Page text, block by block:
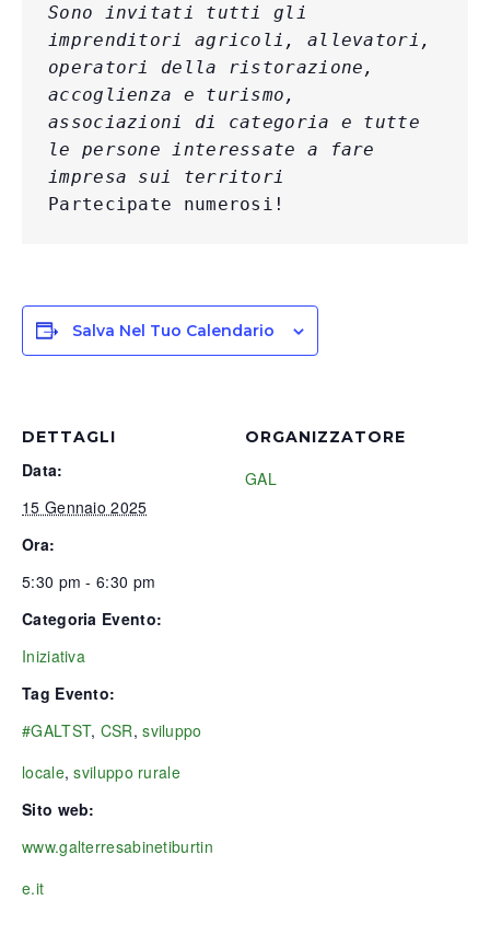
Sono invitati tutti gli
imprenditori agricoli, allevatori,
operatori della ristorazione,
accoglienza e turismo,
associazioni di categoria e tutte
le persone interessate a fare
impresa sui territori
Partecipate numerosi!
Salva Nel Tuo Calendario
DETTAGLI
Data:
15 Gennaio 2025
Ora:
5:30 pm - 6:30 pm
Categoria Evento:
Iniziativa
Tag Evento:
#GALTST, CSR,sviluppo
locale,sviluppo rurale
Sito web:
www.galterresabinetiburtin
e.it
ORGANIZZATORE
GAL